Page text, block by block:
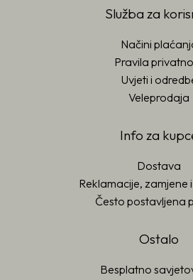
Služba za
Načini
Pravila
Uvjeti i
Veleprodaja
Info za
Dostava
Reklamacije, zamjene
Često postavljena
Ostalo
Besplatno